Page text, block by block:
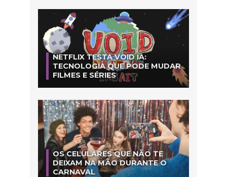
NETFLIX TESTA VOID IA:
TECNOLOGIA QUE PODE MUDAR
FILMES E SÉRIES
OS CELULARES QUE NÃO TE
DEIXAM NA MÃO DURANTE O
CARNAVAL